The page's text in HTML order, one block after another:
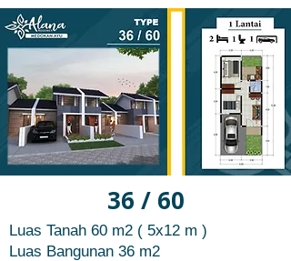
36 / 60
Luas Tanah 60 m2 ( 5x12 m )
Luas Bangunan 36 m2